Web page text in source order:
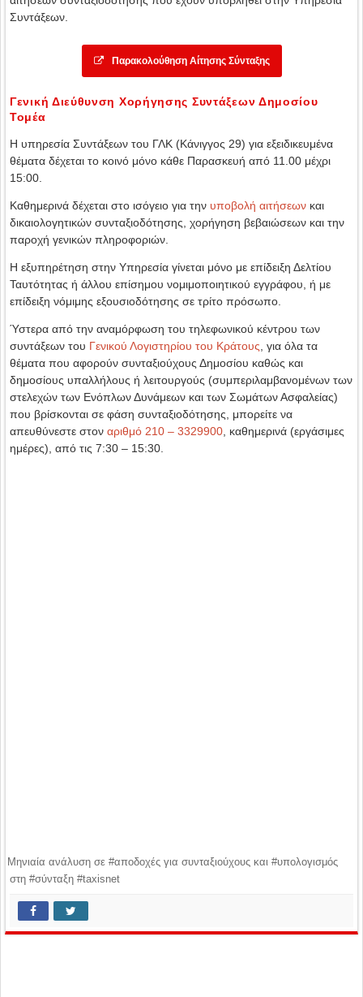
Συντάξεων.
Παρακολούθηση Αίτησης Σύνταξης
Γενική Διεύθυνση Χορήγησης Συντάξεων Δημοσίου
Τομέα
Η υπηρεσία Συντάξεων του ΓΛΚ (Κάνιγγος 29) για εξειδικευμένα
θέματα δέχεται το κοινό μόνο κάθε Παρασκευή από 11.00 μέχρι
15:00.
Καθημερινά δέχεται στο ισόγειο για την υποβολή αιτήσεων και
δικαιολογητικών συνταξιοδότησης, χορήγηση βεβαιώσεων και την
παροχή γενικών πληροφοριών.
Η εξυπηρέτηση στην Υπηρεσία γίνεται μόνο με επίδειξη Δελτίου
Ταυτότητας ή άλλου επίσημου νομιμοποιητικού εγγράφου, ή με
επίδειξη νόμιμης εξουσιοδότησης σε τρίτο πρόσωπο.
Ύστερα από την αναμόρφωση του τηλεφωνικού κέντρου των
συντάξεων του Γενικού Λογιστηρίου του Κράτους , για όλα τα
θέματα που αφορούν συνταξιούχους Δημοσίου καθώς και
δημοσίους υπαλλήλους ή λειτουργούς (συμπεριλαμβανομένων των
στελεχών των Ενόπλων Δυνάμεων και των Σωμάτων Ασφαλείας)
που βρίσκονται σε φάση συνταξιοδότησης, μπορείτε να
απευθύνεστε στον αριθμό 210 – 3329900 , καθημερινά (εργάσιμες
ημέρες), από τις 7:30 – 15:30.
Μηνιαία ανάλυση σε #αποδοχές για συνταξιούχους και #υπολογισμός
στη #σύνταξη #taxisnet